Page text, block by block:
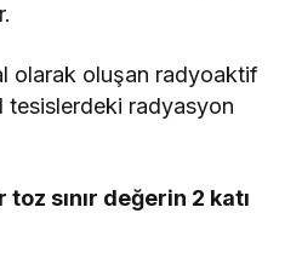
olarak oluşan radyoaktif
tesislerdeki radyasyon
sınır değerin 2 katı